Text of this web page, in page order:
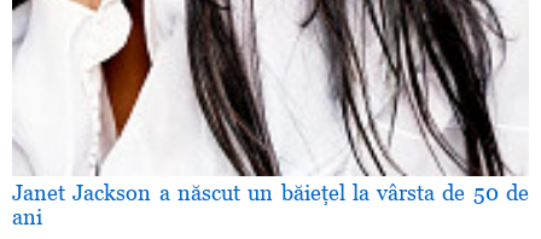
Janet Jackson a născut un băieţel la vârsta de 50 de
ani